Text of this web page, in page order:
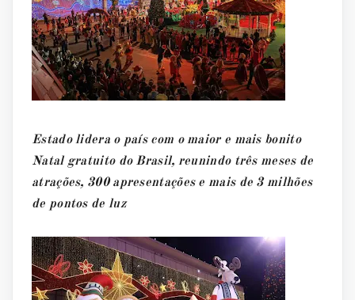
Estado lidera o país com o maior e mais bonito
Natal gratuito do Brasil, reunindo três meses de
atrações, 300 apresentações e mais de 3 milhões
de pontos de luz